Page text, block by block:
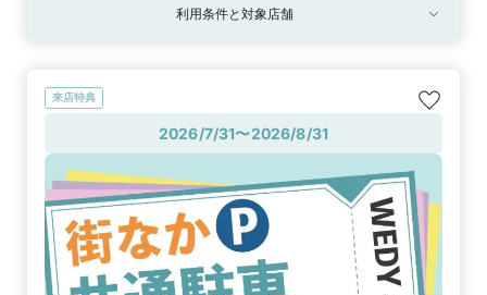
利用条件と対象店舗
来店特典
2026/7/31〜2026/8/31